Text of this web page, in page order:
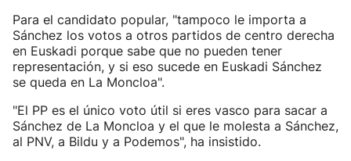
Para el candidato popular, "tampoco le importa a
Sánchez los votos a otros partidos de centro derecha
en Euskadi porque sabe que no pueden tener
representación, y si eso sucede en Euskadi Sánchez
se queda en La Moncloa".
"El PP es el único voto útil si eres vasco para sacar a
Sánchez de La Moncloa y el que le molesta a Sánchez,
al PNV, a Bildu y a Podemos", ha insistido.